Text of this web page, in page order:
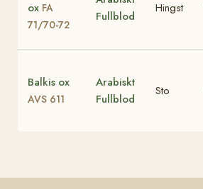
ox FA
71/70-72
Fullblod
Hingst
Balkis ox
AVS 611
Arabiskt
Fullblod
Sto